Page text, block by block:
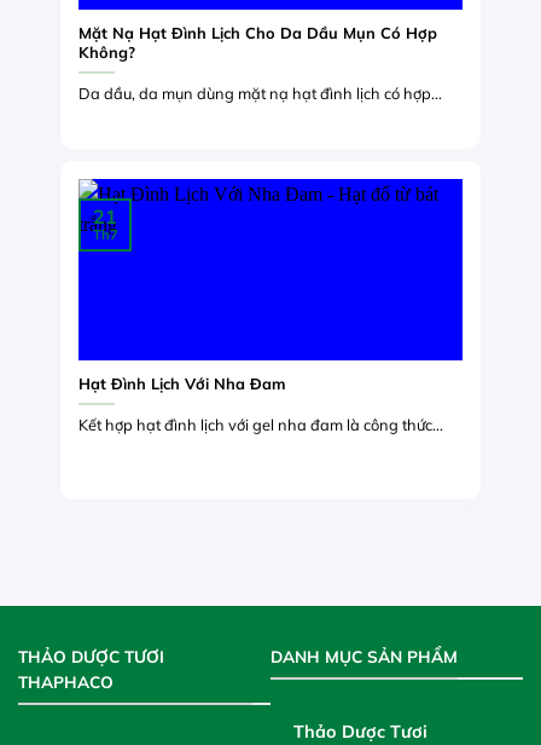
Mặt Nạ Hạt Đình Lịch Cho Da Dầu Mụn Có Hợp
Không?
Da dầu, da mụn dùng mặt nạ hạt đình lịch có hợp...
Hạt Đình Lịch Với Nha Đam
Kết hợp hạt đình lịch với gel nha đam là công thức...
21
Th7
THẢO DƯỢC TƯƠI
THAPHACO
DANH MỤC SẢN PHẨM
Thảo Dược Tươi